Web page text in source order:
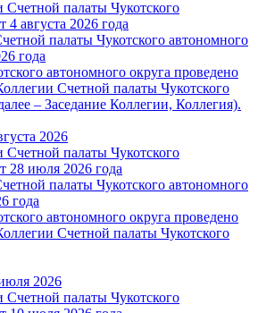
палаты Чукотского автономного
года
автономного округа проведено
Счетной палаты Чукотского
– Заседание Коллегии, Коллегия).
2026
палаты Чукотского автономного
года
автономного округа проведено
Счетной палаты Чукотского
2026